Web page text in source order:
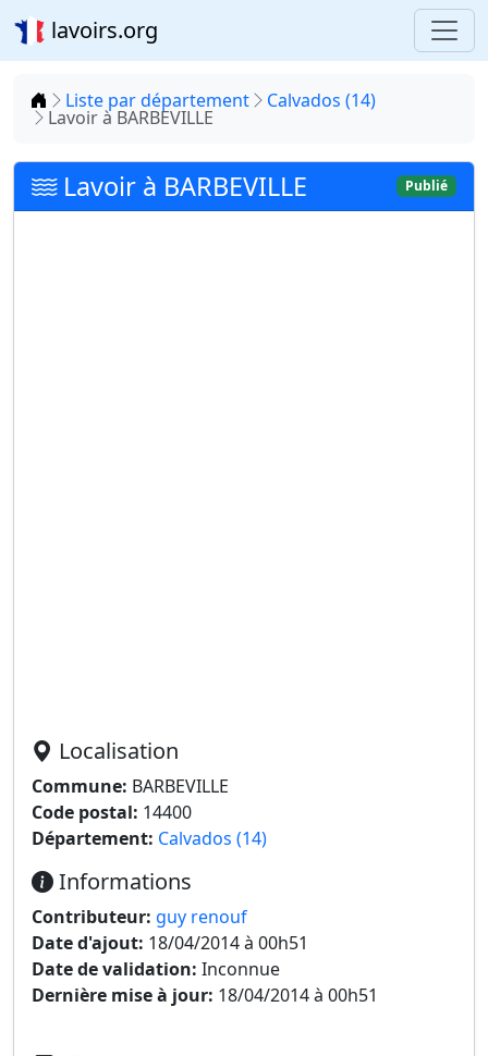
lavoirs.org
Accueil
Liste par département Calvados (14)
Lavoir à BARBEVILLE
Lavoir à BARBEVILLE Publié
Localisation
Commune: BARBEVILLE
Code postal: 14400
Département: Calvados (14)
Informations
Contributeur: guy renouf
Date d'ajout: 18/04/2014 à 00h51
Date de validation: Inconnue
Dernière mise à jour: 18/04/2014 à 00h51